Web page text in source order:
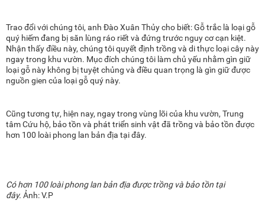
Trao đổi với chúng tôi, anh Đào Xuân Thủy cho biết: Gỗ trắc là loại gỗ
quý hiếm đang bị săn lùng ráo riết và đứng trước nguy cơ cạn kiệt.
Nhận thấy điều này, chúng tôi quyết định trồng và di thực loại cây này
ngay trong khu vườn. Mục đích chúng tôi làm chủ yếu nhằm gìn giữ
loại gỗ này không bị tuyệt chủng và điều quan trọng là gìn giữ được
nguồn gien của loại gỗ quý này.
Cũng tương tự, hiện nay, ngay trong vùng lõi của khu vườn, Trung
tâm Cứu hộ, bảo tồn và phát triển sinh vật đã trồng và bảo tồn được
hơn 100 loài phong lan bản địa tại đây.
Có hơn 100 loài phong lan bản địa được trồng và bảo tồn tại
đây. Ảnh: V.P